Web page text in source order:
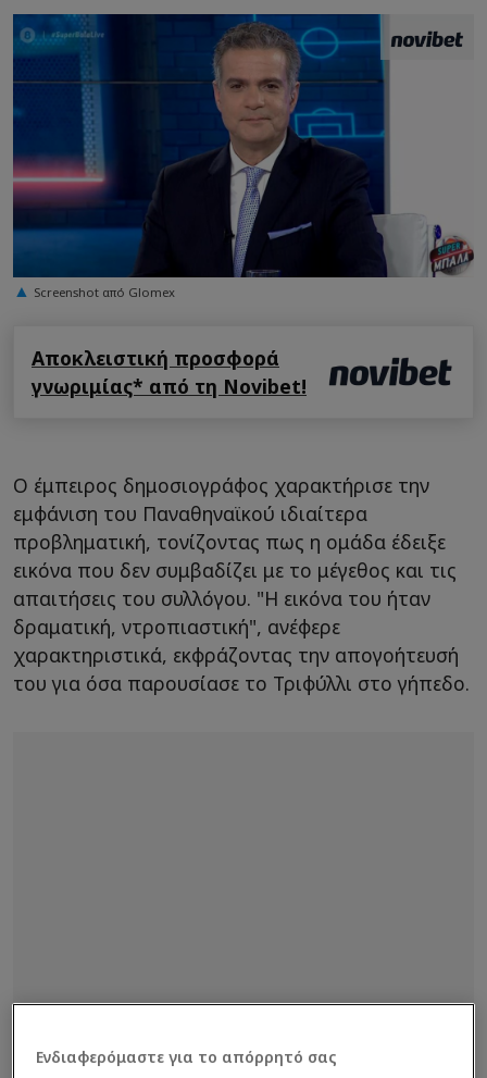
Screenshot από Glomex
Αποκλειστική προσφορά
γνωριμίας* από τη Novibet!
Ο έμπειρος δημοσιογράφος χαρακτήρισε την
εμφάνιση του Παναθηναϊκού ιδιαίτερα
προβληματική, τονίζοντας πως η ομάδα έδειξε
εικόνα που δεν συμβαδίζει με το μέγεθος και τις
απαιτήσεις του συλλόγου. "Η εικόνα του ήταν
δραματική, ντροπιαστική", ανέφερε
χαρακτηριστικά, εκφράζοντας την απογοήτευσή
του για όσα παρουσίασε το Τριφύλλι στο γήπεδο.
Ενδιαφερόμαστε για το απόρρητό σας